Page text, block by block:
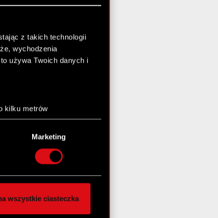
z takich technologii
wychodzenia
używa Twoich danych i
kilku metrów
(fingerprinting,
preferencje w
chwili.
i
innymi danymi
z naszej witryny,
Marketing
wszystkie ciasteczka